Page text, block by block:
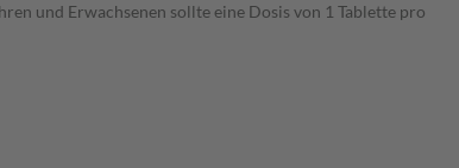
und Erwachsenen sollte eine Dosis von 1 Tablette pro